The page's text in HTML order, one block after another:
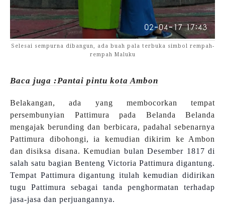
Selesai sempurna dibangun, ada buah pala terbuka simbol rempah-
rempah Maluku
Baca juga :Pantai pintu kota Ambon
Belakangan, ada yang membocorkan tempat
persembunyian Pattimura pada Belanda Belanda
mengajak berunding dan berbicara, padahal sebenarnya
Pattimura dibohongi, ia kemudian dikirim ke Ambon
dan disiksa disana. Kemudian bulan Desember 1817 di
salah satu bagian Benteng Victoria Pattimura digantung.
Tempat Pattimura digantung itulah kemudian didirikan
tugu Pattimura sebagai tanda penghormatan terhadap
jasa-jasa dan perjuangannya.